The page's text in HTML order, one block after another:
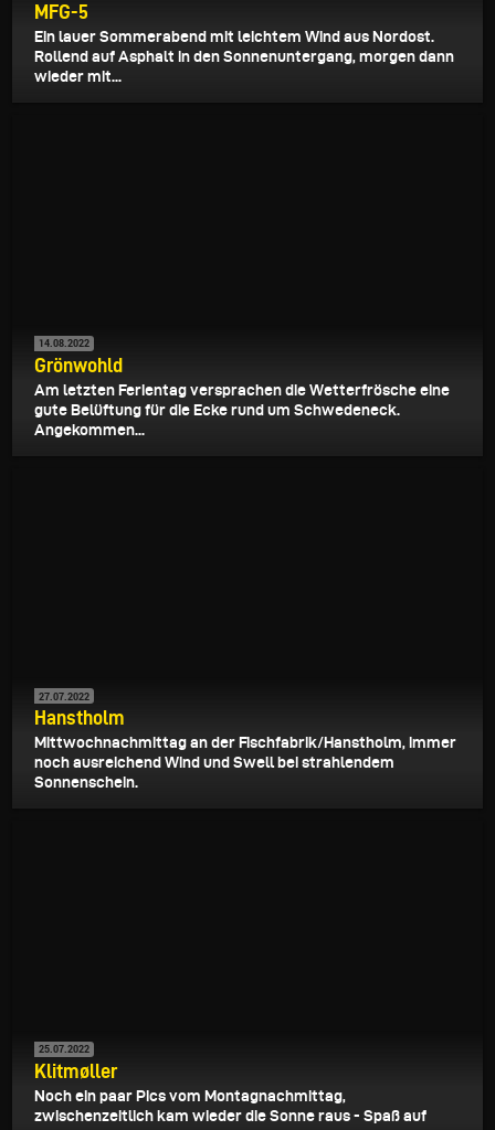
MFG-5
Ein lauer Sommerabend mit leichtem Wind aus Nordost.
Rollend auf Asphalt in den Sonnenuntergang, morgen dann
wieder mit...
14.08.2022
Grönwohld
Am letzten Ferientag versprachen die Wetterfrösche eine
gute Belüftung für die Ecke rund um Schwedeneck.
Angekommen...
27.07.2022
Hanstholm
Mittwochnachmittag an der Fischfabrik/Hanstholm, immer
noch ausreichend Wind und Swell bei strahlendem
Sonnenschein.
25.07.2022
Klitmøller
Noch ein paar Pics vom Montagnachmittag,
zwischenzeitlich kam wieder die Sonne raus - Spaß auf